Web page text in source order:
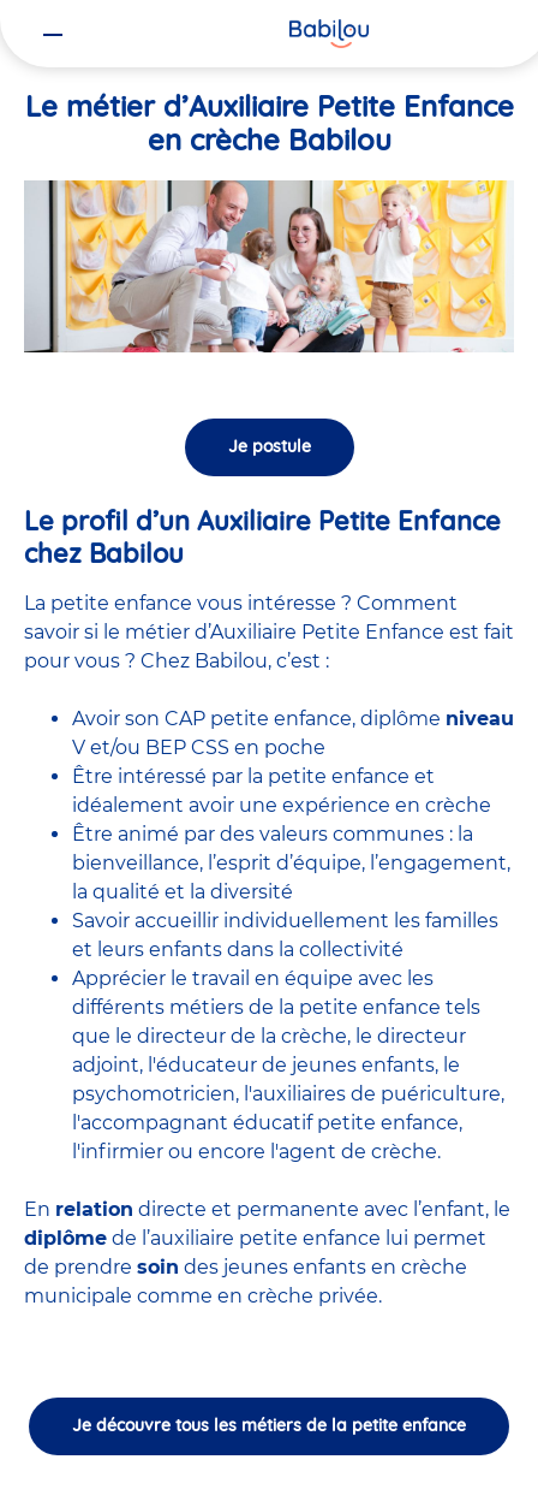
Le métier d’Auxiliaire Petite Enfance
en crèche Babilou
Je postule
Le profil d’un Auxiliaire Petite Enfance
chez Babilou
La petite enfance vous intéresse ? Comment
savoir si le métier d’Auxiliaire Petite Enfance est fait
pour vous ? Chez Babilou, c’est :
Avoir son CAP petite enfance, diplôme niveau
V et/ou BEP CSS en poche
Être intéressé par la petite enfance et
idéalement avoir une expérience en crèche
Être animé par des valeurs communes : la
bienveillance, l’esprit d’équipe, l’engagement,
la qualité et la diversité
Savoir accueillir individuellement les familles
et leurs enfants dans la collectivité
Apprécier le travail en équipe avec les
différents métiers de la petite enfance tels
que le directeur de la crèche, le directeur
adjoint, l'éducateur de jeunes enfants, le
psychomotricien, l'auxiliaires de puériculture,
l'accompagnant éducatif petite enfance,
l'infirmier ou encore l'agent de crèche.
En relation directe et permanente avec l’enfant, le
diplôme de l’auxiliaire petite enfance lui permet
de prendre soin des jeunes enfants en crèche
municipale comme en crèche privée.
Je découvre tous les métiers de la petite enfance